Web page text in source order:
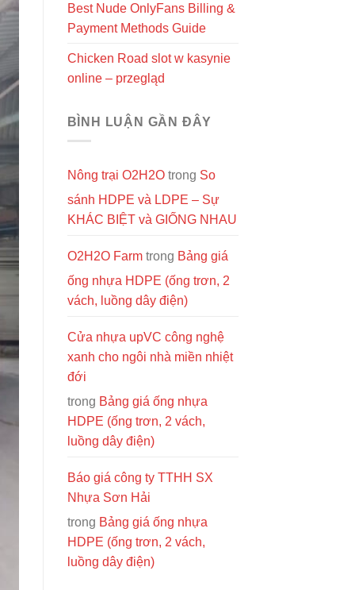
Best Nude OnlyFans Billing &
Payment Methods Guide
Chicken Road slot w kasynie
online – przegląd
BÌNH LUẬN GẦN ĐÂY
Nông trại O2H2Otrong So
sánh HDPE và LDPE – Sự
KHÁC BIỆT và GIỐNG NHAU
O2H2O Farmtrong Bảng giá
ống nhựa HDPE (ống trơn, 2
vách, luồng dây điện)
Cửa nhựa upVC công nghệ
xanh cho ngôi nhà miền nhiệt
đới
trong Bảng giá ống nhựa
HDPE (ống trơn, 2 vách,
luồng dây điện)
Báo giá công ty TTHH SX
Nhựa Sơn Hải
trong Bảng giá ống nhựa
HDPE (ống trơn, 2 vách,
luồng dây điện)